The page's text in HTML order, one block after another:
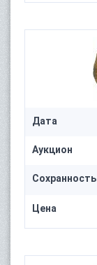
Дата
Аукцион
Сохранность
Цена